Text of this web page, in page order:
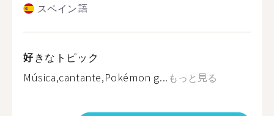
スペイン語
好きなトピック
Música,cantante,Pokémon g... もっと見る